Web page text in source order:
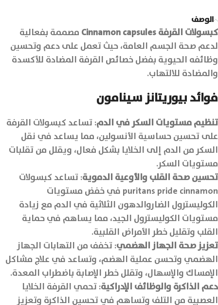
الوصف
كبسولات القرفة Cinnamon capsules
مصممة بفعالية
لدعم صحة الجسم العامة، حيث تعمل على دعم وتحسين
وظائفه الحيوية بفضل خصائص القرفة المضادة للأكسدة
والمضادة للالتهاب.
فوائد بيوريتانز سينامون
تنظيم مستويات السكر في الدم: تساعد كبسولات القرفة
على تحسين حساسية الأنسولين، مما يساعد في نقل
السكر من الدم إلى الخلايا بشكل فعال، ويقلل من تقلبات
مستويات السكر.
تحسين صحة القلب والأوعية الدموية: تساعد كبسولات
puritans pride cinnamon في خفض مستويات
الكوليسترول الضاروالدهون الثلاثية في الدم مع زيادة
مستويات الكوليسترول الجيد، مما يساهم في حماية
القلب وتقليل خطر الأمراض القلبية.
تعزيز صحة الجهاز الهضمي: تخفف من التهابات الجهاز
الهضمي وتحسن عملية الهضم، وتساعد في علاج مشاكل
الإمساك والإسهال، وتقلل خطر الإصابة باضطراب المعدة.
دعم الذاكرة والوظائف الإدراكية: تحمي القرفة الخلايا
العصبية من التلف وتساهم في تحسين الذاكرة وتعزيز